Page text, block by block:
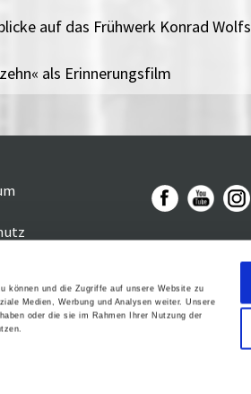
können und die Zugriffe auf unsere Website zu
Medien, Werbung und Analysen weiter. Unsere
oder die sie im Rahmen Ihrer Nutzung der
auf das Frühwerk Konrad Wolfs
als Erinnerungsfilm